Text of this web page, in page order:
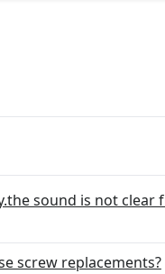
sound is not clear
screw replacements?